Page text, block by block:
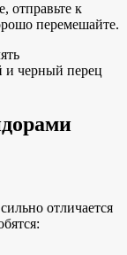
отправьте к
перемешайте.
и черный перец
отличается